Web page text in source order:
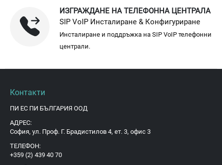
ИЗГРАЖДАНЕ НА ТЕЛЕФОННА ЦЕНТРАЛА
SIP VoIP Инсталиране & Конфигуриране
Инсталиране и поддръжка на SIP VoIP телефонни
централи.
Контакти
ПИ ЕС ПИ БЪЛГАРИЯ ООД
АДРЕС:
София, ул. Проф. Г. Брадистилов 4, ет. 3, офис 3
ТЕЛЕФОН:
+359 (2) 439 40 70